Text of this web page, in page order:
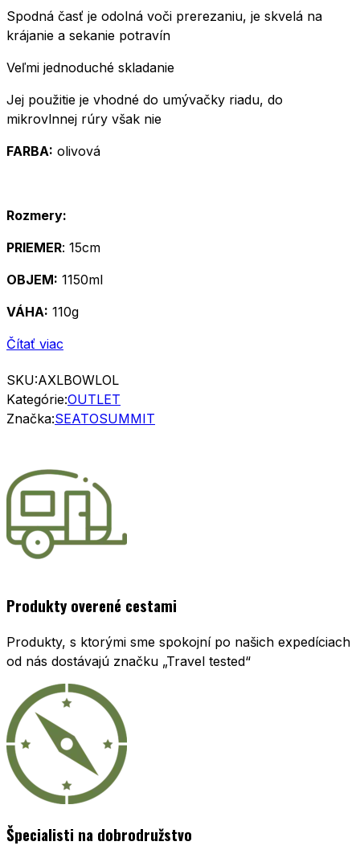
Spodná časť je odolná voči prerezaniu, je skvelá na
krájanie a sekanie potravín
Veľmi jednoduché skladanie
Jej použitie je vhodné do umývačky riadu, do
mikrovlnnej rúry však nie
FARBA: olivová
Rozmery:
PRIEMER: 15cm
OBJEM: 1150ml
VÁHA: 110g
Čítať viac
SKU:AXLBOWLOL
Kategórie:OUTLET
Značka:SEATOSUMMIT
Produkty overené cestami
Produkty, s ktorými sme spokojní po našich expedíciach
od nás dostávajú značku „Travel tested“
Špecialisti na dobrodružstvo